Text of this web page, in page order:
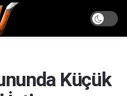
Küçük